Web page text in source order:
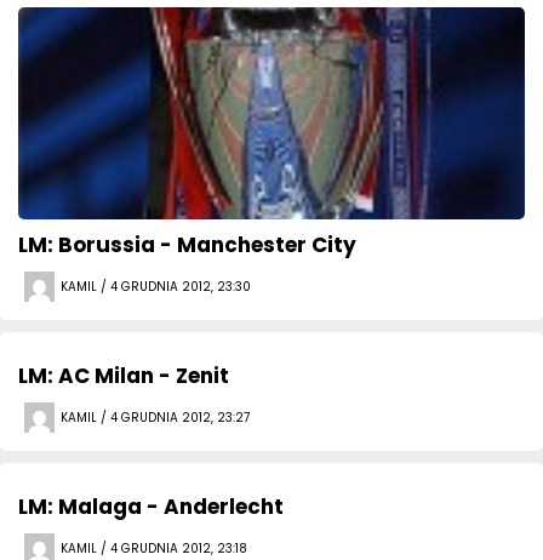
LM: Borussia - Manchester City
KAMIL / 4 GRUDNIA 2012, 23:30
LM: AC Milan - Zenit
KAMIL / 4 GRUDNIA 2012, 23:27
LM: Malaga - Anderlecht
KAMIL / 4 GRUDNIA 2012, 23:18